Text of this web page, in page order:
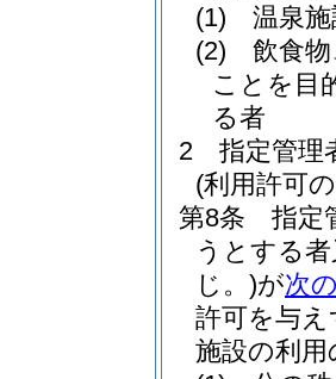
(1)
温泉
(2)
飲食
ことを目
る者
2
指定管理
(利用許可
第8条
指定
うとする
じ。)が次
許可を与
施設の利